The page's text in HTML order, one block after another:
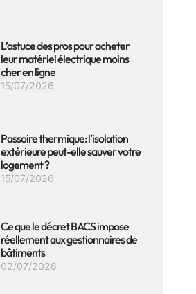
L’astuce des pros pour acheter
leur matériel électrique moins
cher en ligne
15/07/2026
Passoire thermique: l’isolation
extérieure peut-elle sauver votre
logement ?
15/07/2026
Ce que le décret BACS impose
réellement aux gestionnaires de
bâtiments
02/07/2026